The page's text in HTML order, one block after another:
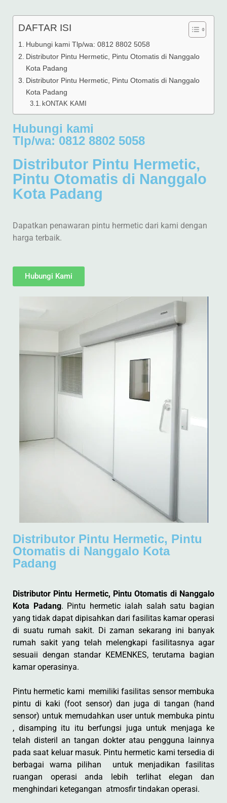
DAFTAR ISI
Hubungi kami Tlp/wa: 0812 8802 5058
Distributor Pintu Hermetic, Pintu Otomatis di Nanggalo
Kota Padang
Distributor Pintu Hermetic, Pintu Otomatis di Nanggalo
Kota Padang
kONTAK KAMI
Hubungi kami
Tlp/wa: 0812 8802 5058
Distributor Pintu Hermetic,
Pintu Otomatis di Nanggalo
Kota Padang
Dapatkan penawaran pintu hermetic dari kami dengan
harga terbaik.
Hubungi Kami
Distributor Pintu Hermetic, Pintu
Otomatis di Nanggalo Kota
Padang
Distributor Pintu Hermetic, Pintu Otomatis di Nanggalo
Kota Padang. Pintu hermetic ialah salah satu bagian
yang tidak dapat dipisahkan dari fasilitas kamar operasi
di suatu rumah sakit. Di zaman sekarang ini banyak
rumah sakit yang telah melengkapi fasilitasnya agar
sesuaii dengan standar KEMENKES, terutama bagian
kamar operasinya.
Pintu hermetic kami memiliki fasilitas sensor membuka
pintu di kaki (foot sensor) dan juga di tangan (hand
sensor) untuk memudahkan user untuk membuka pintu
, disamping itu itu berfungsi juga untuk menjaga ke
telah disteril an tangan dokter atau pengguna lainnya
pada saat keluar masuk. Pintu hermetic kami tersedia di
berbagai warna pilihan untuk menjadikan fasilitas
ruangan operasi anda lebih terlihat elegan dan
menghindari ketegangan atmosfir tindakan operasi.